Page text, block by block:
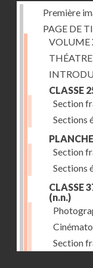
Première
PAGE DE
VOLUME
CLASSE
Section
Sections
Section
Sections
CLASSE
(n.n.)
Section